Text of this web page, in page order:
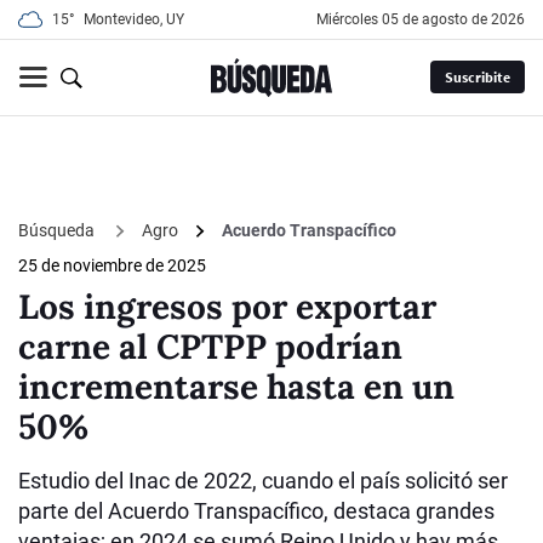
15° Montevideo, UY miércoles 05 de agosto de 2026
Suscribite
Búsqueda Agro
Acuerdo Transpacífico
25 de noviembre de 2025
Los ingresos por exportar
carne al CPTPP podrían
incrementarse hasta en un
50%
Estudio del Inac de 2022, cuando el país solicitó ser
parte del Acuerdo Transpacífico, destaca grandes